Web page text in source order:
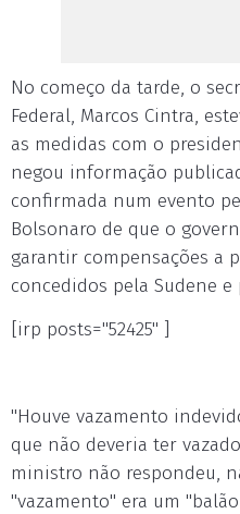
No começo da tarde, o
Federal, Marcos Cintra,
as medidas com o
negou informação
confirmada num evento
Bolsonaro de que o
garantir compensações a
concedidos pela Sudene e
[irp posts="52425" ]
"Houve vazamento
que não deveria ter
ministro não respondeu,
"vazamento" era um